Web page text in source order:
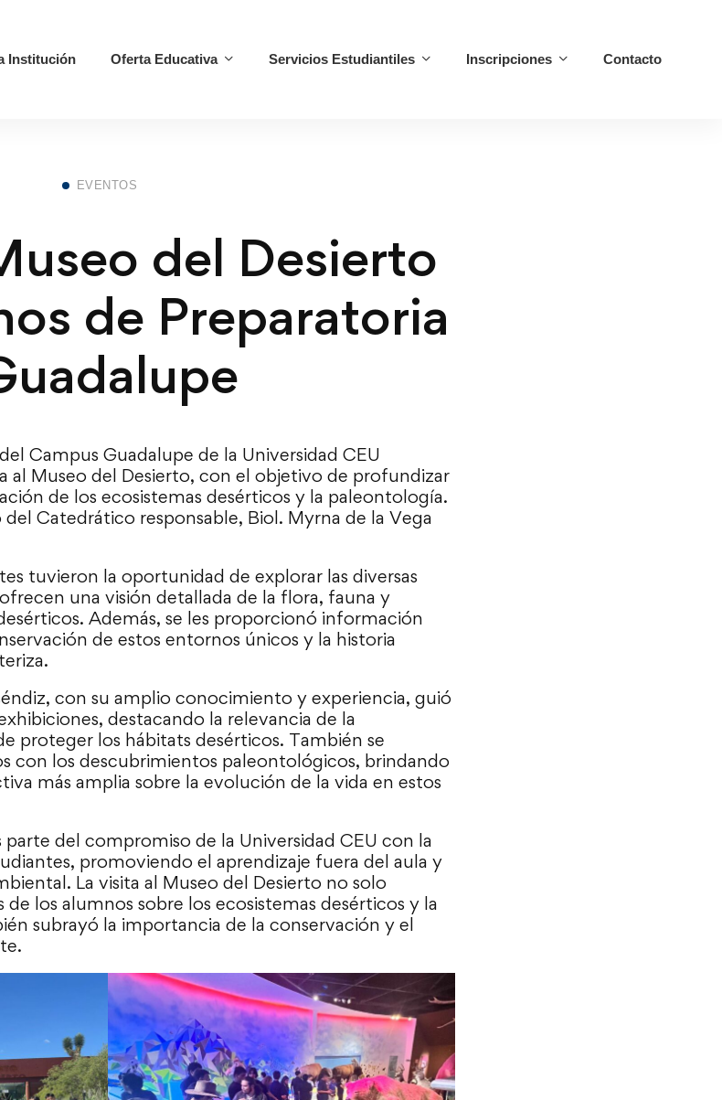
Institución Oferta Educativa Servicios Estudiantiles Inscripciones Contacto
EVENTOS
del Desierto
de Preparatoria
Campus Guadalupe de la Universidad CEU
al Museo del Desierto, con el objetivo de profundizar
de los ecosistemas desérticos y la paleontología.
Catedrático responsable, Biol. Myrna de la Vega
tuvieron la oportunidad de explorar las diversas
una visión detallada de la flora, fauna y
Además, se les proporcionó información
de estos entornos únicos y la historia
con su amplio conocimiento y experiencia, guió
destacando la relevancia de la
proteger los hábitats desérticos. También se
con los descubrimientos paleontológicos, brindando
más amplia sobre la evolución de la vida en estos
parte del compromiso de la Universidad CEU con la
promoviendo el aprendizaje fuera del aula y
La visita al Museo del Desierto no solo
los alumnos sobre los ecosistemas desérticos y la
subrayó la importancia de la conservación y el